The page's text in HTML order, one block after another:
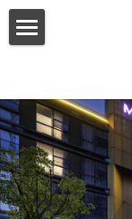
关于我们
产品介绍
增值服务